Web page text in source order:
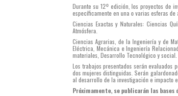
Durante su 12º edición, los proyectos de
específicamente en una o varias esferas
Ciencias Exactas y Naturales: Ciencias
Atmósfera.
Ciencias Agrarias, de la Ingeniería y de
Eléctrica, Mecánica e Ingeniería
materiales, Desarrollo Tecnológico y social.
Los trabajos presentados serán
dos mujeres distinguidas. Serán
al desarrollo de la investigación e impacto
Próximamente, se publicarán las bases